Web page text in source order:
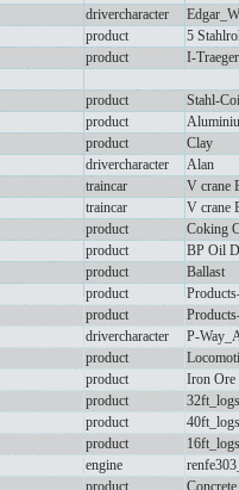
drivercharacter
product
5
product
I-
product
Stahl-
product
product
Clay
drivercharacter
Alan
traincar
V crane
traincar
V crane
product
Coking
product
BP Oil
product
Ballast
product
product
drivercharacter
P-
product
product
Iron Ore
product
product
product
engine
product